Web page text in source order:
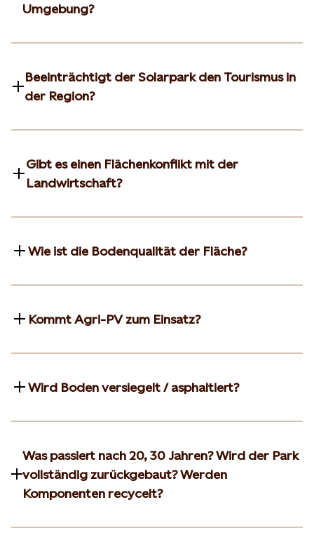
Umgebung?
Beeinträchtigt der Solarpark den Tourismus in
der Region?
Gibt es einen Flächenkonflikt mit der
Landwirtschaft?
Wie ist die Bodenqualität der Fläche?
Kommt Agri-PV zum Einsatz?
Wird Boden versiegelt / asphaltiert?
Was passiert nach 20, 30 Jahren? Wird der Park
vollständig zurückgebaut? Werden
Komponenten recycelt?